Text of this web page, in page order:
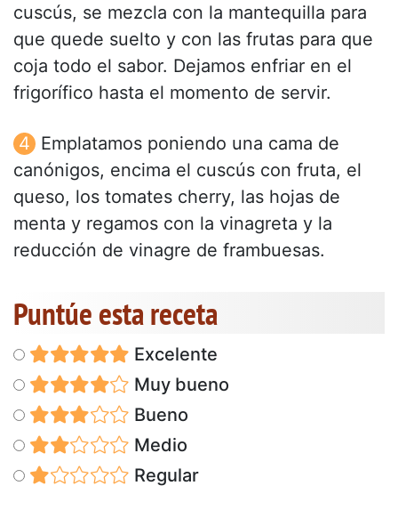
cuscús, se mezcla con la mantequilla para
que quede suelto y con las frutas para que
coja todo el sabor. Dejamos enfriar en el
frigorífico hasta el momento de servir.
Emplatamos poniendo una cama de
canónigos, encima el cuscús con fruta, el
queso, los tomates cherry, las hojas de
menta y regamos con la vinagreta y la
reducción de vinagre de frambuesas.
Puntúe esta receta
Excelente
Muy bueno
Bueno
Medio
Regular